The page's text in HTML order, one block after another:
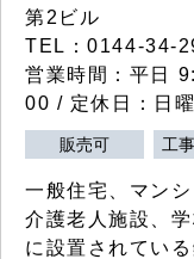
第2ビル
TEL：0144-34-
営業時間：平日
00 / 定休日：日曜
販売可 工
一般住宅、マン
介護老人施設、
に設置されてい